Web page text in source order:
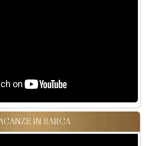
IN BARCA